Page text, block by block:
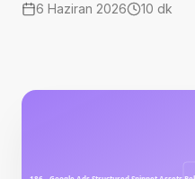
6 Haziran 2026 10 dk